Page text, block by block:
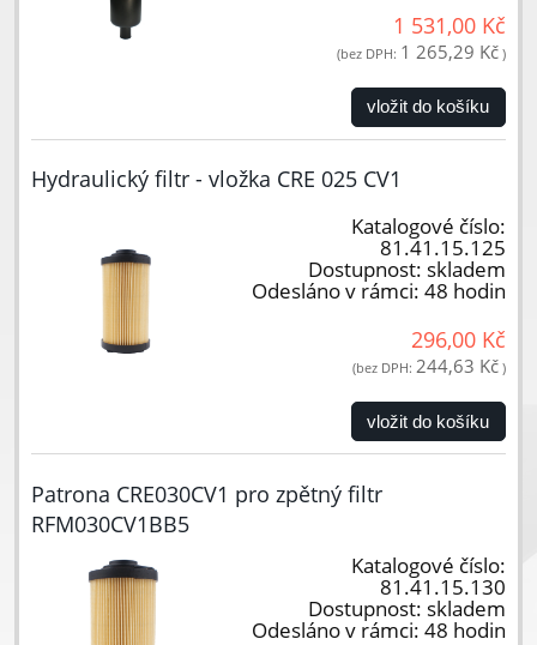
1 531,00 Kč
(bez DPH: 1 265,29 Kč )
vložit do košíku
Hydraulický filtr - vložka CRE 025 CV1
Katalogové číslo:
81.41.15.125
Dostupnost: skladem
Odesláno v rámci: 48 hodin
296,00 Kč
(bez DPH: 244,63 Kč )
vložit do košíku
Patrona CRE030CV1 pro zpětný filtr
RFM030CV1BB5
Katalogové číslo:
81.41.15.130
Dostupnost: skladem
Odesláno v rámci: 48 hodin